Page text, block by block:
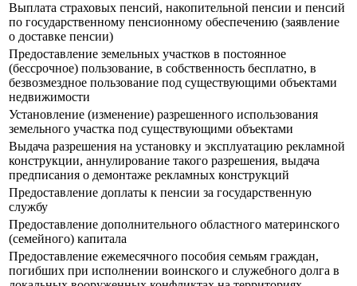
Выплата страховых пенсий, накопительной пенсии и пенсий
по государственному пенсионному обеспечению (заявление
о доставке пенсии)
Предоставление земельных участков в постоянное
(бессрочное) пользование, в собственность бесплатно, в
безвозмездное пользование под существующими объектами
недвижимости
Установление (изменение) разрешенного использования
земельного участка под существующими объектами
Выдача разрешения на установку и эксплуатацию рекламной
конструкции, аннулирование такого разрешения, выдача
предписания о демонтаже рекламных конструкций
Предоставление доплаты к пенсии за государственную
службу
Предоставление дополнительного областного материнского
(семейного) капитала
Предоставление ежемесячного пособия семьям граждан,
погибших при исполнении воинского и служебного долга в